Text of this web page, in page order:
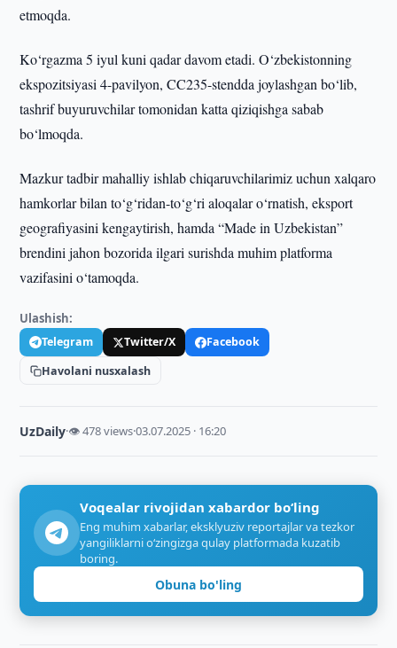
etmoqda.
Ko‘rgazma 5 iyul kuni qadar davom etadi. O‘zbekistonning
ekspozitsiyasi 4-pavilyon, CC235-stendda joylashgan bo‘lib,
tashrif buyuruvchilar tomonidan katta qiziqishga sabab
bo‘lmoqda.
Mazkur tadbir mahalliy ishlab chiqaruvchilarimiz uchun xalqaro
hamkorlar bilan to‘g‘ridan-to‘g‘ri aloqalar o‘rnatish, eksport
geografiyasini kengaytirish, hamda “Made in Uzbekistan”
brendini jahon bozorida ilgari surishda muhim platforma
vazifasini o‘tamoqda.
Ulashish:
Telegram Twitter/X
Facebook
Havolani nusxalash
UzDaily·👁 478 views·03.07.2025 · 16:20
Voqealar rivojidan xabardor bo‘ling
Eng muhim xabarlar, eksklyuziv reportajlar va tezkor
yangiliklarni o‘zingizga qulay platformada kuzatib
boring.
Obuna bo'ling